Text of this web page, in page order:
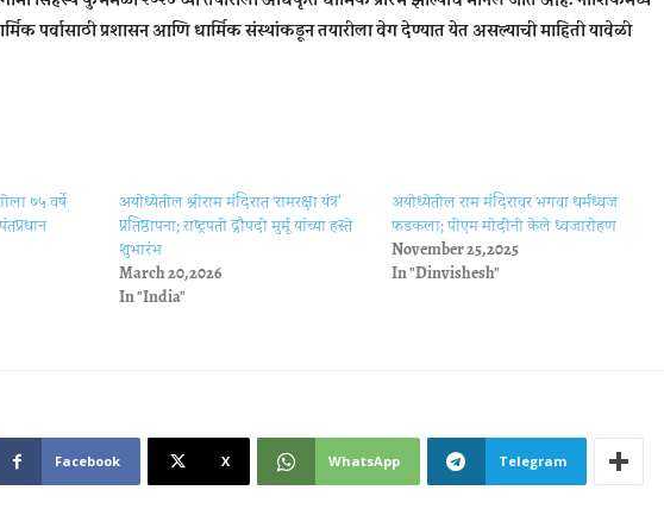
पर्वासाठी प्रशासन आणि धार्मिक संस्थांकडून तयारीला वेग देण्यात येत असल्याची माहिती यावेळी
७५ वर्षे
अयोध्येतील श्रीराम मंदिरात ‘रामरक्षा यंत्र’
प्रतिष्ठापना; राष्ट्रपती द्रौपदी मुर्मू यांच्या हस्ते
शुभारंभ
March 20, 2026
In "India"
अयोध्येतील राम मंदिरावर भगवा धर्मध्वज
फडकला; पीएम मोदींनी केले ध्वजारोहण
November 25, 2025
In "Dinvishesh"
Facebook X WhatsApp Telegram